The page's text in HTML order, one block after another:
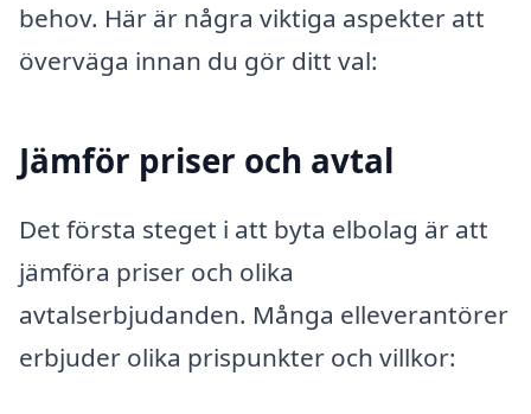
behov. Här är några viktiga aspekter att
överväga innan du gör ditt val:
Jämför priser och avtal
Det första steget i att byta elbolag är att
jämföra priser och olika
avtalserbjudanden. Många elleverantörer
erbjuder olika prispunkter och villkor: